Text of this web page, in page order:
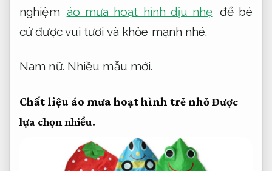
nghiệm áo mưa hoạt hình dịu nhẹ để bé
cứ được vui tươi và khỏe mạnh nhé.
Nam nữ. Nhiều mẫu mới.
Chất liệu áo mưa hoạt hình trẻ nhỏĐược
lựa chọn nhiều.